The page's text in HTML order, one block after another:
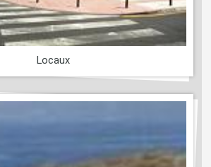
Locaux